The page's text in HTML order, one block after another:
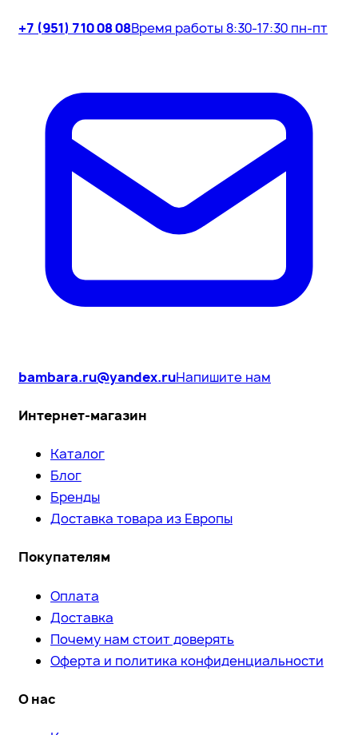
+7 (951) 710 08 08Время работы 8:30-17:30 пн-пт
bambara.ru@yandex.ruНапишите нам
Интернет-магазин
Каталог
Блог
Бренды
Доставка товара из Европы
Покупателям
Оплата
Доставка
Почему нам стоит доверять
Оферта и политика конфиденциальности
О нас